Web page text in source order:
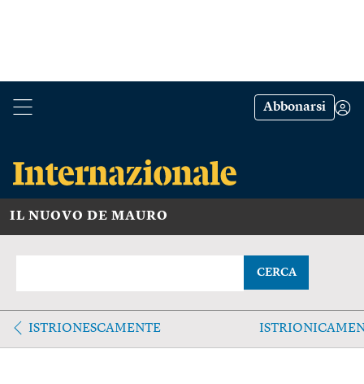
Abbonarsi
IL NUOVO DE MAURO
CERCA
ISTRIONESCAMENTE